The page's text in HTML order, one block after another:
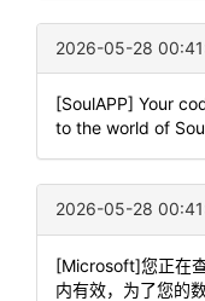
2026-05-28
[SoulAPP] Your
to the world of
2026-05-28
[Microsoft]您正在
内有效，为了您的